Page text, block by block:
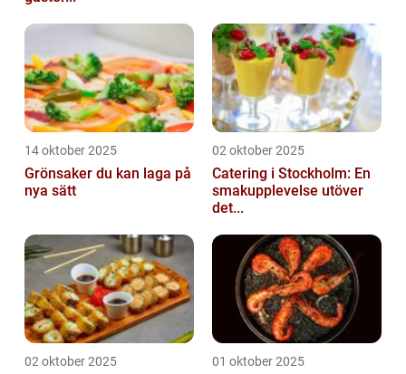
14 oktober 2025
Grönsaker du kan laga på
nya sätt
02 oktober 2025
Catering i Stockholm: En
smakupplevelse utöver
det...
02 oktober 2025 01 oktober 2025